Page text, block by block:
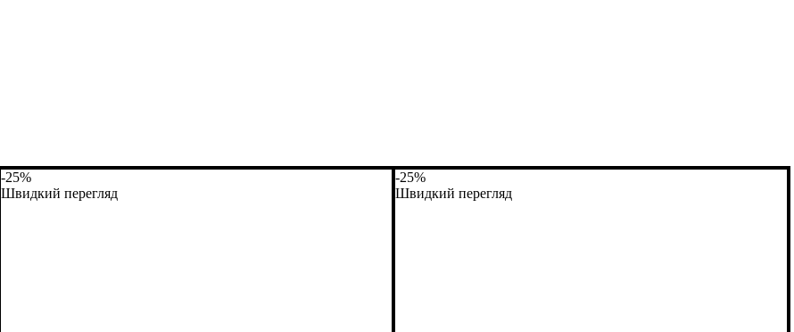
-25%
Швидкий перегляд
-25%
Швидкий перегляд